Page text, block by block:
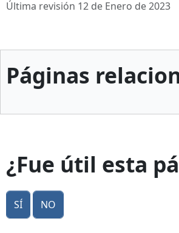
Última revisión 12 de Enero de 2023
Páginas
¿Fue útil esta
Sí No